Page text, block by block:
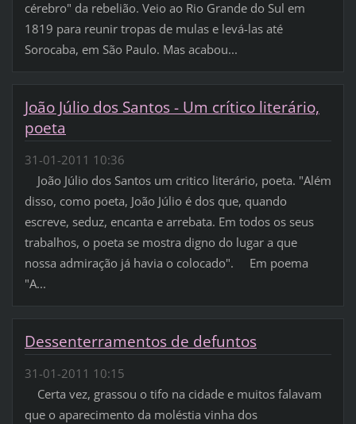
cérebro" da rebelião. Veio ao Rio Grande do Sul em
1819 para reunir tropas de mulas e levá-las até
Sorocaba, em São Paulo. Mas acabou...
João Júlio dos Santos - Um crítico literário,
poeta
31-01-2011 10:36
João Júlio dos Santos um critico literário, poeta. "Além
disso, como poeta, João Júlio é dos que, quando
escreve, seduz, encanta e arrebata. Em todos os seus
trabalhos, o poeta se mostra digno do lugar a que
nossa admiração já havia o colocado". Em poema
"A...
Dessenterramentos de defuntos
31-01-2011 10:15
Certa vez, grassou o tifo na cidade e muitos falavam
que o aparecimento da moléstia vinha dos